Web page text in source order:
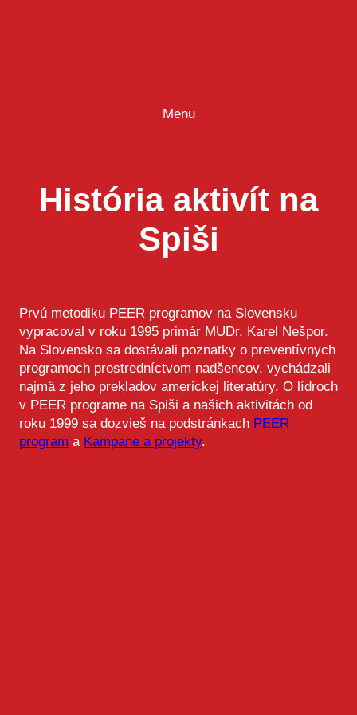
Menu
História aktivít na
Spiši
Prvú metodiku PEER programov na Slovensku
vypracoval v roku 1995 primár MUDr. Karel Nešpor.
Na Slovensko sa dostávali poznatky o preventívnych
programoch prostredníctvom nadšencov, vychádzali
najmä z jeho prekladov americkej literatúry. O lídroch
v PEER programe na Spiši a našich aktivitách od
roku 1999 sa dozvieš na podstránkach PEER
program a Kampane a projekty.